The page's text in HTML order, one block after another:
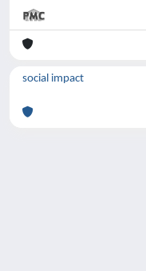
social impact